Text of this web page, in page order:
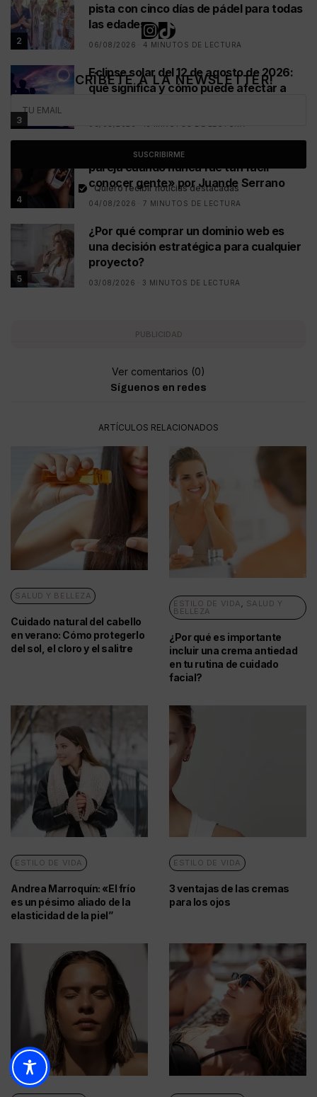
2
pista con cinco días de pádel para todas
las edades
06/08/2026 4 MINUTOS DE LECTURA
3
Eclipse solar del 12 de agosto de 2026:
qué significa y cómo puede afectar a
4
«Por qué cuesta comprometerse en
pareja cuando nunca fue tan fácil
conocer gente» por Juande Serrano
04/08/2026 7 MINUTOS DE LECTURA
5
¿Por qué comprar un dominio web es
una decisión estratégica para cualquier
proyecto?
03/08/2026 3 MINUTOS DE LECTURA
PUBLICIDAD
Síguenos en redes
¡SUSCRÍBETE A LA NEWSLETTER!
SUSCRIBIRME
Quiero recibir noticias destacadas
Ver comentarios (0)
ARTÍCULOS RELACIONADOS
SALUD Y BELLEZA
Cuidado natural del cabello
en verano: Cómo protegerlo
del sol, el cloro y el salitre
ESTILO DE VIDA , SALUD Y
BELLEZA
¿Por qué es importante
incluir una crema antiedad
en tu rutina de cuidado
facial?
ESTILO DE VIDA
Andrea Marroquín: «El frío
es un pésimo aliado de la
elasticidad de la piel”
ESTILO DE VIDA
3 ventajas de las cremas
para los ojos